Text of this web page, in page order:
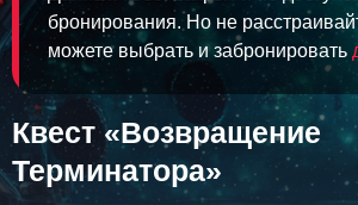
бронирования. Но не
можете выбрать и забронировать
Квест «Возвращение
Терминатора»